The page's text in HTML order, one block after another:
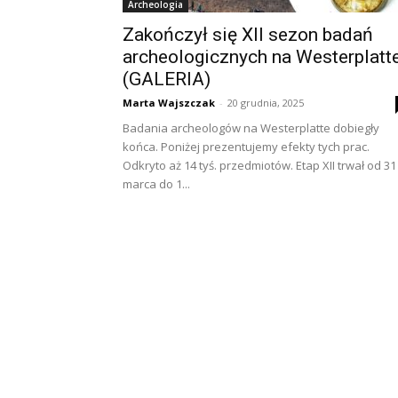
Archeologia
Zakończył się XII sezon badań
archeologicznych na
(GALERIA)
Marta Wajszczak - 20 grudnia, 2025
Badania archeologów na Westerplatte dobiegły
końca. Poniżej prezentujemy efekty tych prac.
Odkryto aż 14 tyś. przedmiotów. Etap XII trwał od 31
marca do 1...